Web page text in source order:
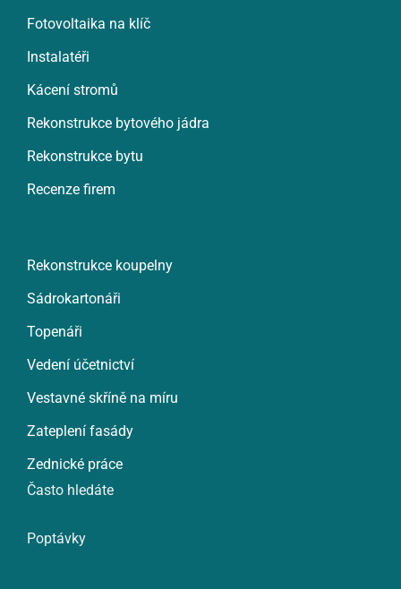
Fotovoltaika na klíč
Instalatéři
Kácení stromů
Rekonstrukce bytového jádra
Rekonstrukce bytu
Recenze firem
Rekonstrukce koupelny
Sádrokartonáři
Topenáři
Vedení účetnictví
Vestavné skříně na míru
Zateplení fasády
Zednické práce
Často hledáte
Poptávky